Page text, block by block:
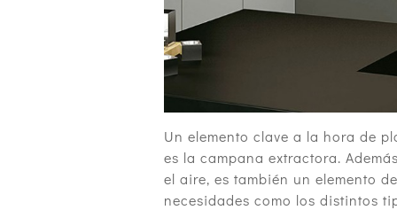
Un elemento clave a la hora de
es la campana extractora.
el aire, es también un elemento
necesidades como los distintos